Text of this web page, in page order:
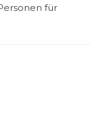
für